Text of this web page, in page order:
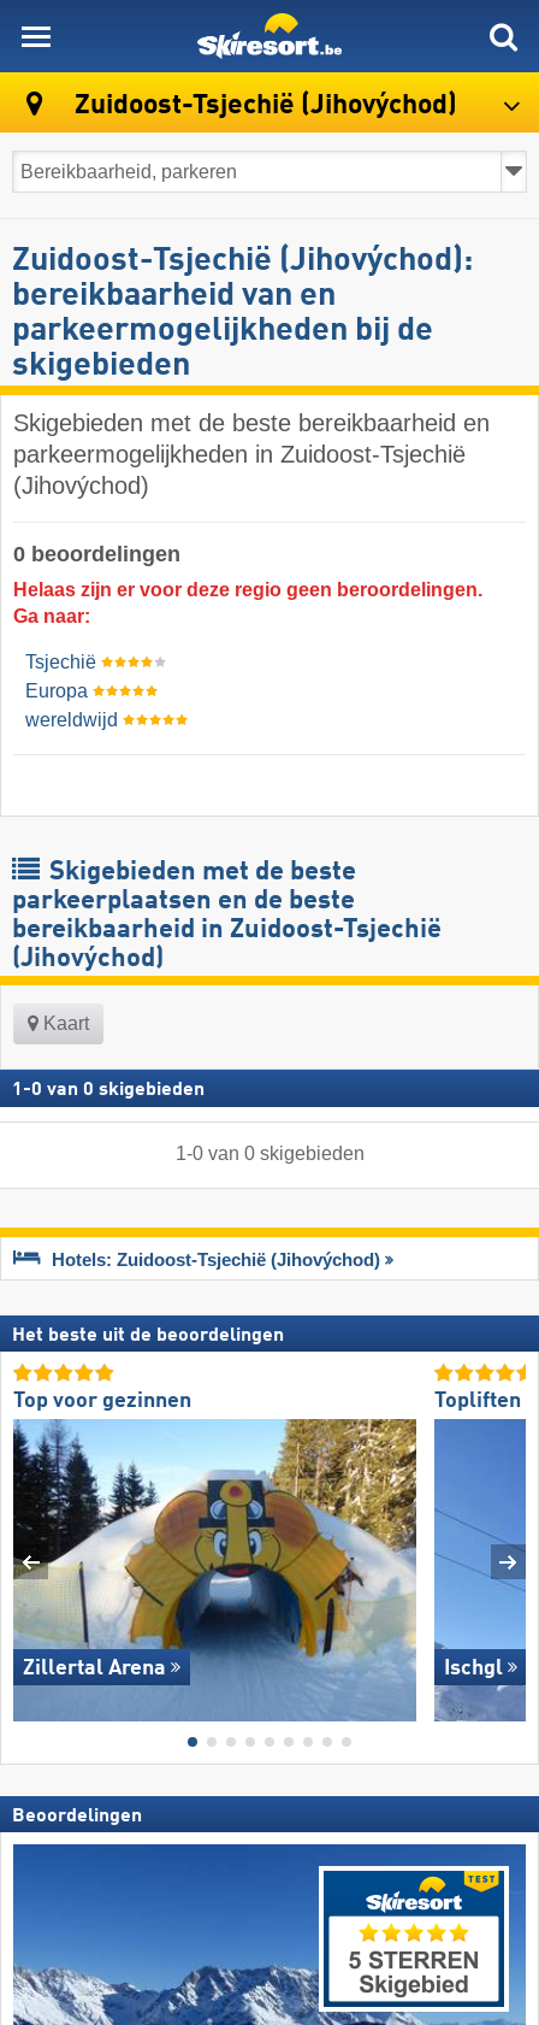
Zuidoost-Tsjechië (Jihovýchod)
Zuidoost-Tsjechië (Jihovýchod):
bereikbaarheid van en
parkeermogelijkheden bij de
skigebieden
Skigebieden met de beste bereikbaarheid en
parkeermogelijkheden in Zuidoost-Tsjechië
(Jihovýchod)
0 beoordelingen
Helaas zijn er voor deze regio geen beroordelingen.
Ga naar:
Tsjechië
Europa
wereldwijd
Skigebieden met de beste
parkeerplaatsen en de beste
bereikbaarheid in Zuidoost-Tsjechië
(Jihovýchod)
Kaart
1 -0 van 0 skigebieden
1-0van 0 skigebieden
Hotels: Zuidoost-Tsjechië (Jihovýchod)
Het beste uit de beoordelingen
Top voor gezinnen
Zillertal Arena
Topliften
Ischgl
Beoordelingen